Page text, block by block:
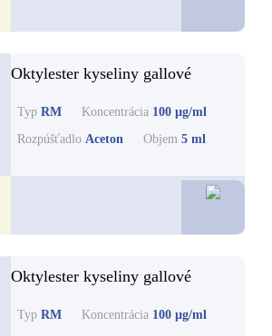
Oktylester kyseliny gallové
Typ RM Koncentrácia 100 µg/ml
Rozpúšťadlo Aceton Objem 5 ml
Oktylester kyseliny gallové
Typ RM Koncentrácia 100 µg/ml